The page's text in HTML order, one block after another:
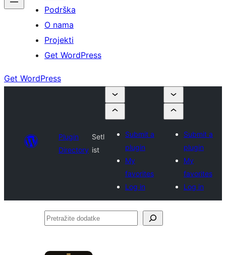
Podrška
O nama
Projekti
Get WordPress
Get WordPress
Plugin
Directory
Setl
ist
Submit a
plugin
My
favorites
Log in
Submit a
plugin
My
favorites
Log in
Pretražite